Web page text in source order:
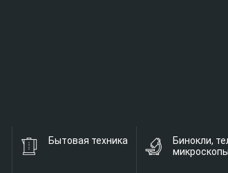
Бытовая техника
Бинокли,
микроскопы